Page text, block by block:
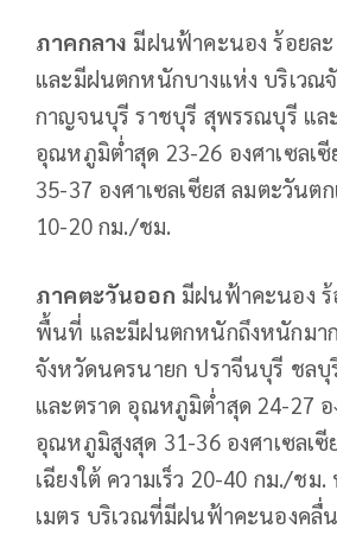
ภาคกลาง มีฝนฟ้าคะนอง ร้อยล
และมีฝนตกหนักบางแห่ง บริเวณ
กาญจนบุรี ราชบุรี สุพรรณบุรี แล
อุณหภูมิต่ำสุด 23-26 องศาเซลเ
35-37 องศาเซลเซียสลมตะวันตก
10-20 กม./ชม.
ภาคตะวันออก มีฝนฟ้าคะนอง ร้
พื้นที่ และมีฝนตกหนักถึงหนักมา
จังหวัดนครนายก ปราจีนบุรี ชลบุ
และตราด อุณหภูมิต่ำสุด 24-27 อ
อุณหภูมิสูงสุด 31-36 องศาเซลเ
เฉียงใต้ ความเร็ว 20-40 กม./ชม
เมตร บริเวณที่มีฝนฟ้าคะนองคลื่น